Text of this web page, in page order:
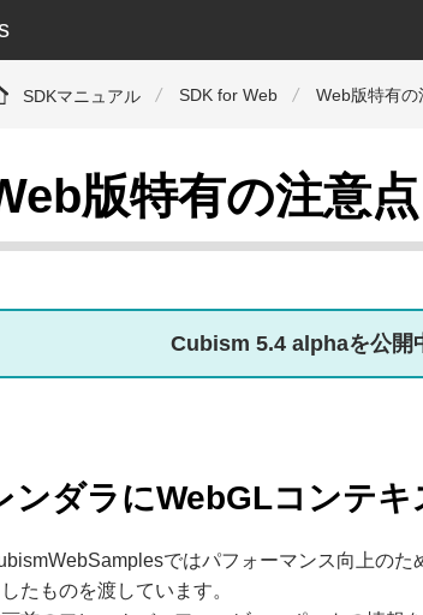
SDKマニュアル SDK for Web Web版特有の
版特有の注意点
Cubism 5.4 alphaを公開
ンダラにWebGLコンテ
ではパフォーマンス向上の
したものを渡しています。